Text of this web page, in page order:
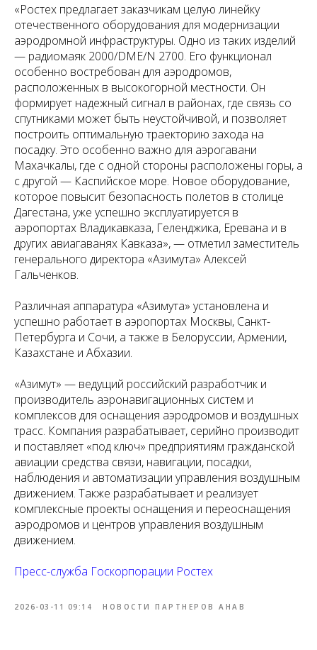
«Ростех предлагает заказчикам целую линейку
отечественного оборудования для модернизации
аэродромной инфраструктуры. Одно из таких изделий
— радиомаяк 2000/DME/N 2700. Его функционал
особенно востребован для аэродромов,
расположенных в высокогорной местности. Он
формирует надежный сигнал в районах, где связь со
спутниками может быть неустойчивой, и позволяет
построить оптимальную траекторию захода на
посадку. Это особенно важно для аэрогавани
Махачкалы, где с одной стороны расположены горы, а
с другой — Каспийское море. Новое оборудование,
которое повысит безопасность полетов в столице
Дагестана, уже успешно эксплуатируется в
аэропортах Владикавказа, Геленджика, Еревана и в
других авиагаванях Кавказа», — отметил заместитель
генерального директора «Азимута» Алексей
Гальченков.
Различная аппаратура «Азимута» установлена и
успешно работает в аэропортах Москвы, Санкт-
Петербурга и Сочи, а также в Белоруссии, Армении,
Казахстане и Абхазии.
«Азимут» — ведущий российский разработчик и
производитель аэронавигационных систем и
комплексов для оснащения аэродромов и воздушных
трасс. Компания разрабатывает, серийно производит
и поставляет «под ключ» предприятиям гражданской
авиации средства связи, навигации, посадки,
наблюдения и автоматизации управления воздушным
движением. Также разрабатывает и реализует
комплексные проекты оснащения и переоснащения
аэродромов и центров управления воздушным
движением.
Пресс-служба Госкорпорации Ростех
2026-03-11 09:14 НОВОСТИ ПАРТНЕРОВ АНАВ